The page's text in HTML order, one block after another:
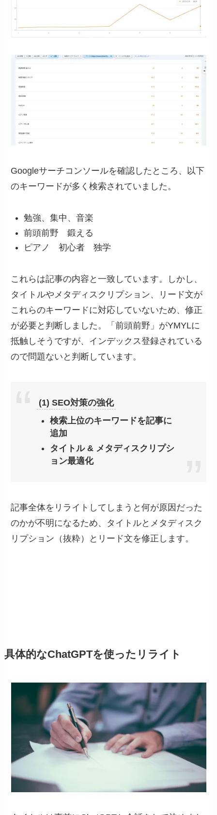
Googleサーチコンソールを確認したところ、以下
のキーワードが多く検索されていました。
勉強、集中、音楽
前頭前野 鍛える
ピアノ 初心者 独学
これらは記事の内容と一致しています。しかし、
タイトルやメタディスクリプション、リード文が
これらのキーワードに対応していないため、修正
が必要と判断しました。「前頭前野」がYMYLに
抵触しそうですが、インデックス登録されている
ので問題ないと判断しています。
(1) SEO対策の強化
検索上位のキーワードを記事に
追加
タイトル & メタディスクリプシ
ョン最適化
記事全体をリライトしてしまうと何が原因だった
のかが不明になるため、タイトルとメタディスク
リプション（抜粋）とリード文を修正します。
具体的なChatGPTを使ったリライト